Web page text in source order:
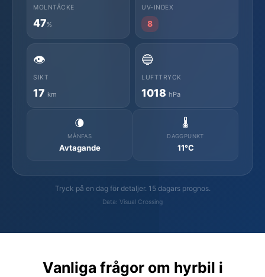
MOLNTÄCKE
47%
UV-INDEX
8
👁️
SIKT
17 km
🔵
LUFTTRYCK
1018 hPa
🌘
MÅNFAS
Avtagande
🌡️
DAGGPUNKT
11°C
Tryck på en dag för detaljer. 15 dagars prognos.
Data: Visual Crossing
Vanliga frågor om hyrbil i